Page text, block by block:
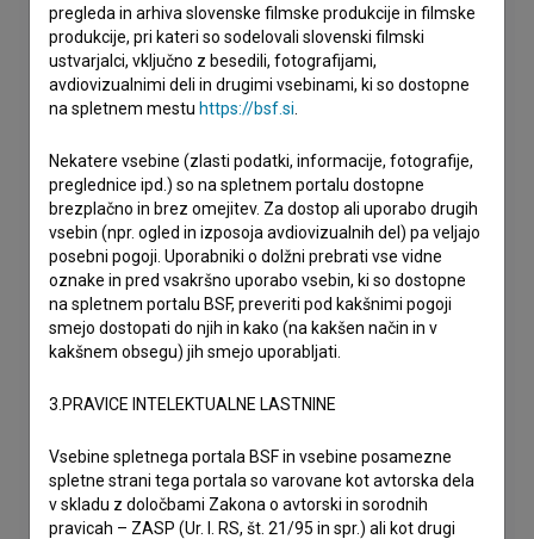
pregleda in arhiva slovenske filmske produkcije in filmske
produkcije, pri kateri so sodelovali slovenski filmski
ustvarjalci, vključno z besedili, fotografijami,
avdiovizualnimi deli in drugimi vsebinami, ki so dostopne
na spletnem mestu https://bsf.si
Nekatere vsebine (zlasti podatki, informacije, fotografije,
preglednice ipd.) so na spletnem portalu dostopne
brezplačno in brez omejitev. Za dostop ali uporabo drugih
vsebin (npr. ogled in izposoja avdiovizualnih del) pa veljajo
posebni pogoji. Uporabniki o dolžni prebrati vse vidne
oznake in pred vsakršno uporabo vsebin, ki so dostopne
na spletnem portalu BSF, preveriti pod kakšnimi pogoji
smejo dostopati do njih in kako (na kakšen način in v
kakšnem obsegu) jih smejo uporabljati.
3.PRAVICE INTELEKTUALNE LASTNINE
Vsebine spletnega portala BSF in vsebine posamezne
spletne strani tega portala so varovane kot avtorska dela
v skladu z določbami Zakona o avtorski in sorodnih
pravicah – ZASP (Ur. l. RS, št. 21/95 in spr.) ali kot drugi